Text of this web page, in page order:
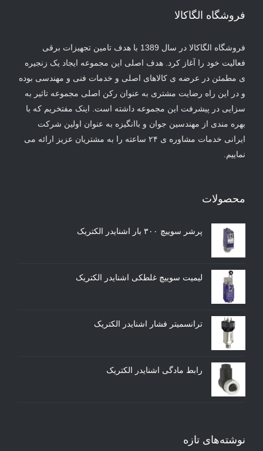
فروشگاه الگاکالا
فروشگاه الگاکالا در سال 1389 با هدف تامین تجهیزات برقی
فعالیت خود را آغاز کرد. هدف اصلی این مجموعه ایجاد یک زنجیره
ی مطمئن در عرضه ی کالاهای اصلی و خدمات فنی و مهندسی بوده
و در این راه رضایت مشتری به عنوان رکن اصلی مجموعه تاثیر به
سزایی در پیشرفت این مجموعه داشته است. اینک مفتخریم که با
بهره مندی از مهندسین جوان و باانگیزه به عنوان اولین شرکت
ایرانی خدمات مشاوره ی ۲۴ ساعته را به مشتریان عزیز ارائه می
نماییم.
محصولات
پرشر سوییچ ۳۰۰ بار اشنایدر الکتریک
لیمیت سوییچ غلطکی اشنایدر الکتریک
ترانسمیتر فشار اشنایدر الکتریک
رابط مادگی اشنایدر الکتریک
نوشته‌های تازه